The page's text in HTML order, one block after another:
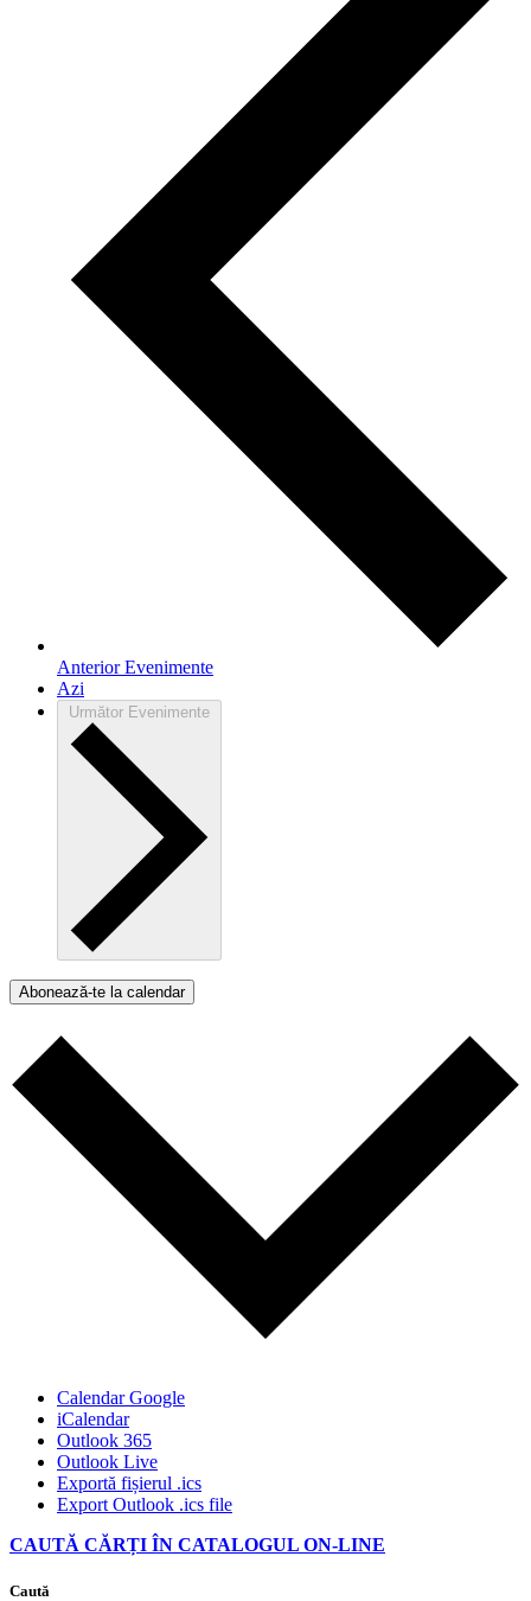
AnteriorEvenimente
Azi
Următor Evenimente
Abonează-te la calendar
Calendar Google
iCalendar
Outlook 365
Outlook Live
Exportă fișierul .ics
Export Outlook .ics file
CAUTĂ CĂRȚI ÎN CATALOGUL ON-LINE
Caută